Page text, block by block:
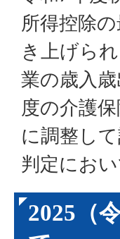
所得控除
き上げら
業の歳入
度の介護
に調整し
判定にお
2025（